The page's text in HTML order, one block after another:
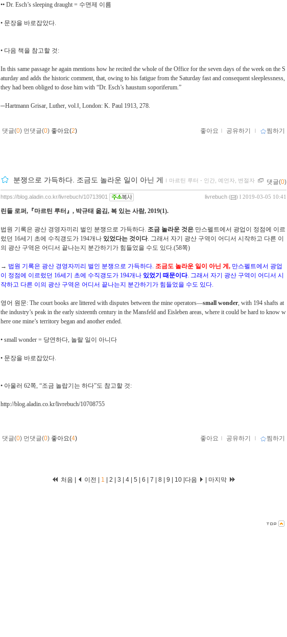
•• Dr. Esch’s sleeping draught = 수면제 이름
• 문장을 바로잡았다.
• 다음 책을 참고할 것:
In this same passage he again mentions how he recited the whole of the Office for the seven days of the week on the S
aturday and adds the historic comment, that, owing to his fatigue from the Saturday fast and consequent sleeplessness,
they had been obliged to dose him with “Dr. Esch’s haustum soporiferum.”
─Hartmann Grisar, Luther, vol.Ⅰ, London: K. Paul 1913, 278.
댓글(0) 먼댓글(0) 좋아요(2) 좋아요 ｌ 공유하기 ｌ 찜하기
분쟁으로 가득하다. 조금도 놀라운 일이 아닌 게 ｌ 마르틴 루터 - 인간, 예언자, 변절자 댓글(0)
livrebuch ( ) l 2019-03-05 10:41
https://blog.aladin.co.kr/livrebuch/10713901
린들 로퍼, 『마르틴 루터 』 , 박규태 옮김, 복 있는 사람, 2019(1).
법원 기록은 광산 경영자끼리 벌인 분쟁으로 가득하다. 조금 놀라운 것은 만스펠트에서 광업이 정점에 이르
렀던 16세기 초에 수직갱도가 194개나 있었다는 것이다. 그래서 자기 광산 구역이 어디서 시작하고 다른 이
의 광산 구역은 어디서 끝나는지 분간하기가 힘들었을 수도 있다.(58쪽)
→ 법원 기록은 광산 경영자끼리 벌인 분쟁으로 가득하다. 조금도 놀라운 일이 아닌 게 , 만스펠트에서 광업
이 정점에 이르렀던 16세기 초에 수직갱도가 194개나 있었기 때문이다. 그래서 자기 광산 구역이 어디서 시
작하고 다른 이의 광산 구역은 어디서 끝나는지 분간하기가 힘들었을 수도 있다.
영어 원문: The court books are littered with disputes between the mine operators—small wonder, with 194 shafts at
the industry’s peak in the early sixteenth century in the Mansfeld and Eisleben areas, where it could be hard to know w
here one mine’s territory began and another ended.
• small wonder = 당연하다, 놀랄 일이 아니다
• 문장을 바로잡았다.
• 아울러 62쪽, “조금 놀랍기는 하다”도 참고할 것:
http://blog.aladin.co.kr/livrebuch/10708755
댓글(0) 먼댓글(0) 좋아요(4) 좋아요 ｌ 공유하기 ｌ 찜하기
처음 | 이전 | 1 2 3 4 5 6 7 8 9 10 다음 마지막